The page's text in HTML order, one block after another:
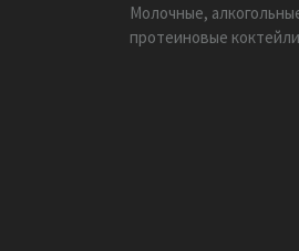
Молочные,
протеиновые коктейли